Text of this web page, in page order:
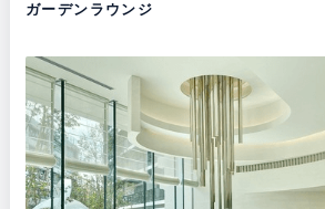
ガーデンラウンジ